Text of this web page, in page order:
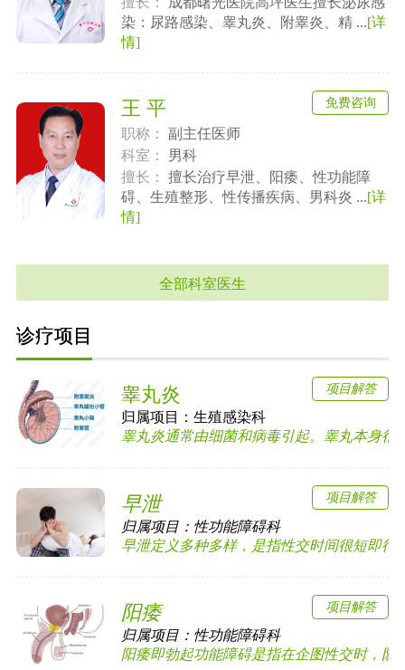
染：尿路感染、睾丸炎、附睾炎、精 ...[详
情]
王 平
职称：
副主任医师
科室：
男科
擅长：
擅长治疗早泄、阳痿、性功能障
碍、生殖整形、性传播疾病、男科炎 ...[详
情]
免费咨询
全部科室医生
诊疗项目
睾丸炎
归属项目：生殖感染科
睾丸炎通常由细菌和病毒引起。睾丸本身很
项目解答
早泄
归属项目： 性功能障碍科
早泄定义多种多样，是指性交时间很短即行
项目解答
阳痿
归属项目： 性功能障碍科
阳痿即勃起功能障碍是指在企图性交时，阴
项目解答